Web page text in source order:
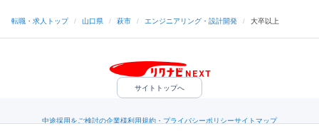
転職・求人トップ / 山口県 / 萩市 / エンジニアリング・設計開発 / 大卒以上
サイトトップへ
中途採用をご検討の企業様利用規約・プライバシーポリシーサイトマップ